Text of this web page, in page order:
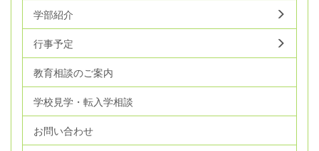
学部紹介
行事予定
教育相談のご案内
学校見学・転入学相談
お問い合わせ